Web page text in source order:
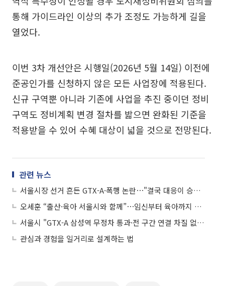
통해 가이드라인 이상의 추가 조정도 가능하게 길을
열었다.
이번 3차 개선안은 시행일(2026년 5월 14일) 이전에
준공인가를 신청하지 않은 모든 사업장에 적용된다.
신규 구역뿐 아니라 기존에 사업을 추진 중이던 정비
구역도 정비계획 변경 절차를 밟으면 완화된 기준을
적용받을 수 있어 수혜 대상이 넓을 것으로 전망된다.
관련 뉴스
서울시장 선거 흔든 GTX-A·폭행 논란⋯"결국 대응이 승부 가른다"
오세훈 “출산·육아 서울시와 함께”⋯임신부터 육아까지 비용 부담 줄인다
서울시 "GTX-A 삼성역 무정차 통과·전 구간 연결 차질 없게 역량 총동원"
관심과 경험을 일거리로 설계하는 법